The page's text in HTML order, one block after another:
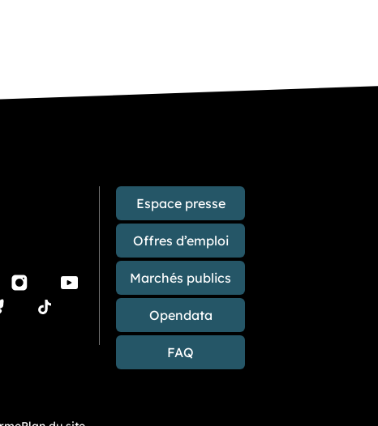
publications sur les réseaux sociaux
InstagramYoutube
TikTok
Espace presse
Offres d’emploi
Marchés publics
Opendata
FAQ